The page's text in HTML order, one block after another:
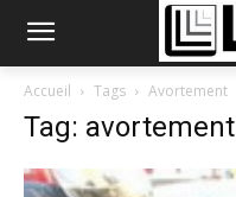
Accueil Tags Avortement
Tag: avortement